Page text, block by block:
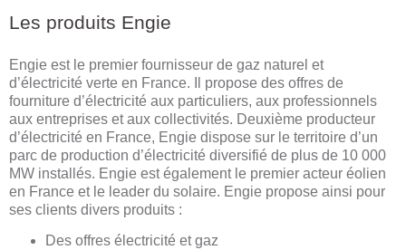
Les produits Engie
Engie est le premier fournisseur de gaz naturel et
d’électricité verte en France. Il propose des offres de
fourniture d’électricité aux particuliers, aux professionnels
aux entreprises et aux collectivités. Deuxième producteur
d’électricité en France, Engie dispose sur le territoire d’un
parc de production d’électricité diversifié de plus de 10 000
MW installés. Engie est également le premier acteur éolien
en France et le leader du solaire. Engie propose ainsi pour
ses clients divers produits :
Des offres électricité et gaz